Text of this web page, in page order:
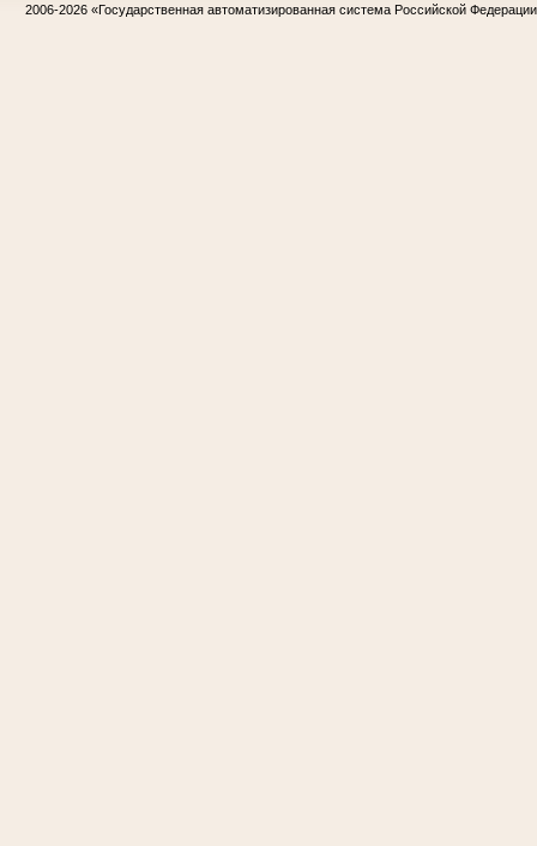
2006-2026 «Государственная автоматизированная система Российской